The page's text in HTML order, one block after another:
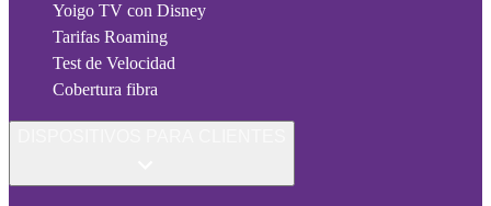
Yoigo TV con Disney
Tarifas Roaming
Test de Velocidad
Cobertura fibra